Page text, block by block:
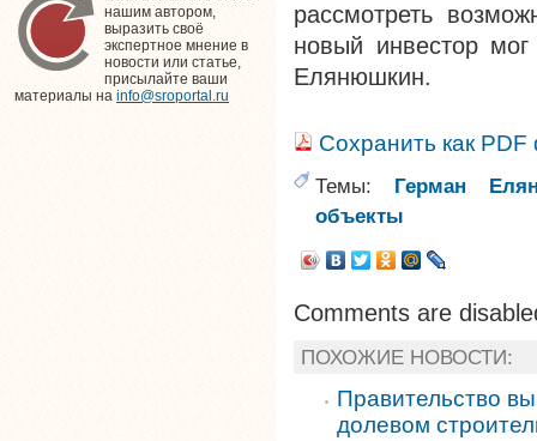
нашим автором,
выразить своё
экспертное мнение в
новости или статье,
присылайте ваши
материалы на info@sroportal.ru
рассмотреть
новый инвестор
Елянюшкин.
Сохранить как
Темы: Герман
объекты
Comments are
ПОХОЖИЕ НОВОСТИ:
Правительство
долевом